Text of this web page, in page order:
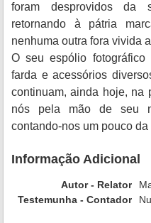
foram desprovidos da
retornando à pátria
nenhuma outra fora vivida
O seu espólio
farda e acessórios
continuam, ainda hoje, na
nós pela mão de seu
contando-nos um pouco da
Informação Adicional
Autor - Relator
Testemunha - Contador